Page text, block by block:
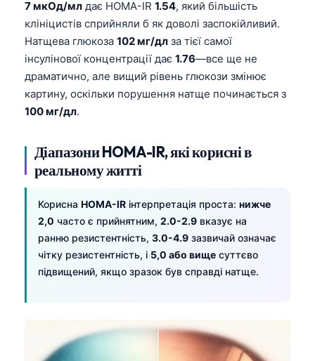
7 мкОд/мл дає HOMA-IR 1.54, який більшість
клініцистів сприйняли б як доволі заспокійливий.
Натщева глюкоза 102 мг/дл за тієї самої
інсулінової концентрації дає 1.76—все ще не
драматично, але вищий рівень глюкози змінює
картину, оскільки порушення натще починається з
100 мг/дл.
Діапазони HOMA-IR, які корисні в
реальному житті
Корисна HOMA-IR інтерпретація проста: нижче
2,0 часто є прийнятним, 2.0-2.9 вказує на
ранню резистентність, 3.0-4.9 зазвичай означає
чітку резистентність, і 5,0 або вище суттєво
підвищений, якщо зразок був справді натще.